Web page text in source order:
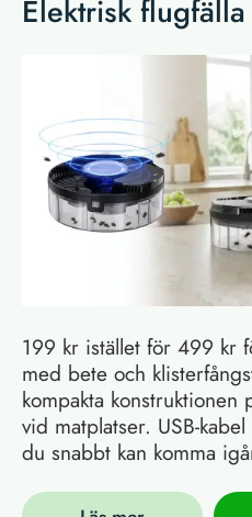
Elektrisk flugfälla
199 kr istället för 499 kr
med bete och
kompakta konstruktionen
vid matplatser. USB-
du snabbt kan komma